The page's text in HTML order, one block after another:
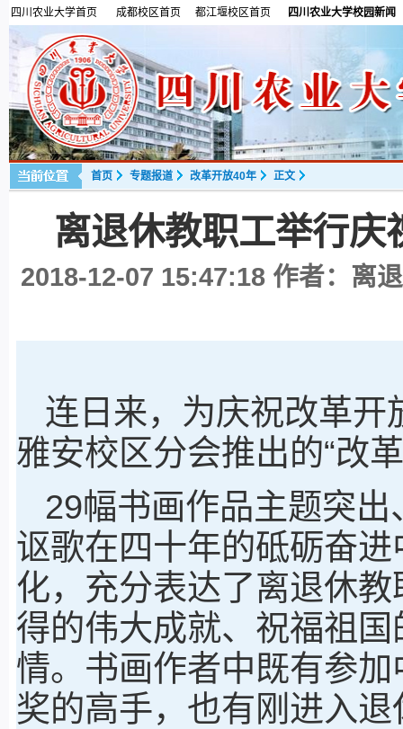
四川农业大学首页 成都校区首页 都江堰校区首页 四川农业大学校园新闻
首页 专题报道 改革开放40年 正文
离退休教职工举行庆
2018-12-07 15:47:18 作者：离
连日来，为庆祝改革开
雅安校区分会推出的“改
29幅书画作品主题突
讴歌在四十年的砥砺奋
化，充分表达了离退休
得的伟大成就、祝福祖
情。书画作者中既有参
奖的高手，也有刚进入